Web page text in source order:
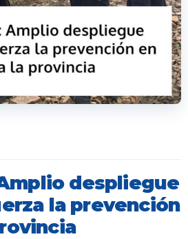
despliegue
la prevención